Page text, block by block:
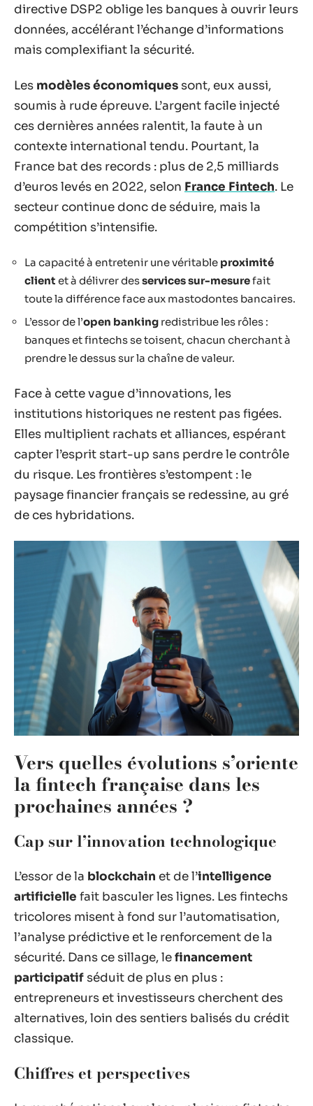
directive DSP2 oblige les banques à ouvrir leurs
données, accélérant l’échange d’informations
mais complexifiant la sécurité.
Les modèles économiques sont, eux aussi,
soumis à rude épreuve. L’argent facile injecté
ces dernières années ralentit, la faute à un
contexte international tendu. Pourtant, la
France bat des records : plus de 2,5 milliards
d’euros levés en 2022, selon France Fintech. Le
secteur continue donc de séduire, mais la
compétition s’intensifie.
La capacité à entretenir une véritable proximité
client et à délivrer desservices sur-mesurefait
toute la différence face aux mastodontes bancaires.
L’essor de l’open banking redistribue les rôles :
banques et fintechs se toisent, chacun cherchant à
prendre le dessus sur la chaîne de valeur.
Face à cette vague d’innovations, les
institutions historiques ne restent pas figées.
Elles multiplient rachats et alliances, espérant
capter l’esprit start-up sans perdre le contrôle
du risque. Les frontières s’estompent : le
paysage financier français se redessine, au gré
de ces hybridations.
Vers quelles évolutions s’oriente
la fintech française dans les
prochaines années ?
Cap sur l’innovation technologique
L’essor de la blockchain et de l’intelligence
artificielle fait basculer les lignes. Les fintechs
tricolores misent à fond sur l’automatisation,
l’analyse prédictive et le renforcement de la
sécurité. Dans ce sillage, lefinancement
participatif séduit de plus en plus :
entrepreneurs et investisseurs cherchent des
alternatives, loin des sentiers balisés du crédit
classique.
Chiffres et perspectives